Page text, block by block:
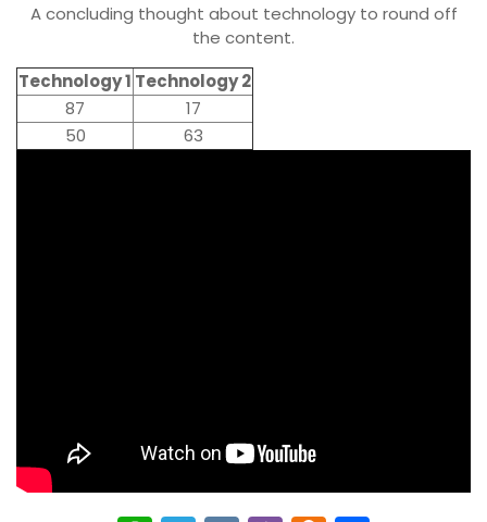
A concluding thought about technology to round off
the content.
Technology 1 Technology 2
87
17
50
63